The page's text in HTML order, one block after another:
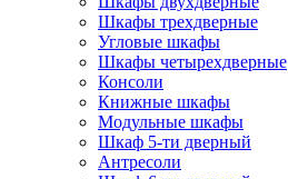
Шкафы трехдверные
Угловые шкафы
Шкафы четырехдверные
Консоли
Книжные шкафы
Модульные шкафы
Шкаф 5-ти дверный
Антресоли